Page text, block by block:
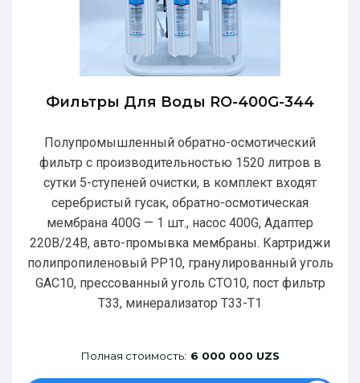
Фильтры Для Воды RO-400G-344
Полупромышленный обратно-осмотический
фильтр с производительностью 1520 литров в
сутки 5-ступеней очистки, в комплект входят
серебристый гусак, обратно-осмотическая
мембрана 400G — 1 шт., насос 400G, Адаптер
220В/24В, авто-промывка мембраны. Картриджи
полипропиленовый РР10, гранулированный уголь
GAC10, прессованный уголь CTO10, пост фильтр
T33, минерализатор Т33-Т1
Полная стоимость: 6 000 000 UZS